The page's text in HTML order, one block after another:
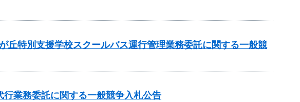
丘特別支援学校スクールバス運行管理業務委託に関する一般競
業務委託に関する一般競争入札公告